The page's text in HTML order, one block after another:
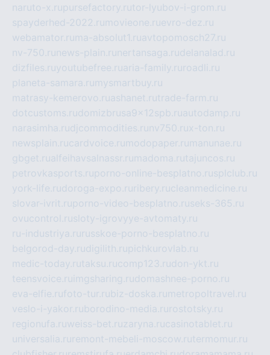
naruto-x.rupursefactory.rutor-lyubov-i-grom.ru
spayderhed-2022.ru movieone.ruevro-dez.ru
webamator.ru ma-absolut1.ruavtopomosch27.ru
nv-750.ru news-plain.ru nertansaga.rudelanalad.ru
dizfiles.ruyoutubefree.ruaria-family.ru roadli.ru
planeta-samara.ru mysmartbuy.ru
matrasy-kemerovo.ruashanet.rutrade-farm.ru
dotcustoms.rudomizbrusa9x12spb.ruautodamp.ru
narasimha.rudjcommodities.ru nv750.rux-ton.ru
newsplain.rucardvoice.ru modopaper.ru manunae.ru
gbget.rualfeihavsalnassr.ru madoma.rutajuncos.ru
petrovkasports.ruporno-online-besplatno.rusplclub.ru
york-life.rudoroga-expo.ru ribery.rucleanmedicine.ru
slovar-ivrit.ruporno-video-besplatno.ruseks-365.ru
ovucontrol.rusloty-igrovyye-avtomaty.ru
ru-industriya.ru russkoe-porno-besplatno.ru
belgorod-day.rudigilith.rupichkurovlab.ru
medic-today.rutaksu.rucomp123.rudon-ykt.ru
teensvoice.ru imgsharing.rudomashnee-porno.ru
eva-elfie.rufoto-tur.rubiz-doska.ru metropoltravel.ru
veslo-i-yakor.ruborodino-media.ru rostotsky.ru
regionufa.ruweiss-bet.ruzaryna.rucasinotablet.ru
universalia.ru remont-mebeli-moscow.rutermomur.ru